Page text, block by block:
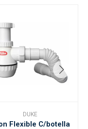
DUKE
Flexible C/botella